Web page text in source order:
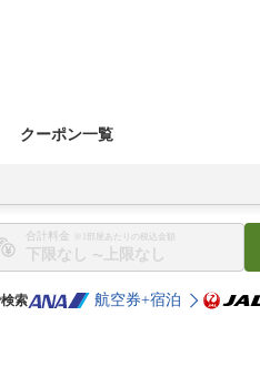
クーポン一覧
合計料金 ※1部屋あたりの税込金額
〜
索 航空券+宿泊